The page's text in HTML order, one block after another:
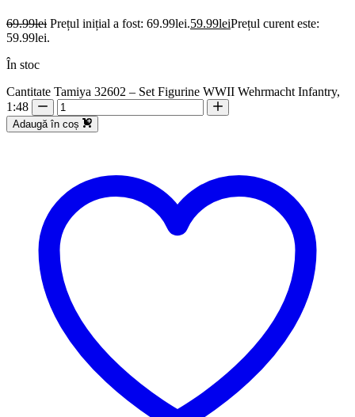
69.99lei Prețul inițial a fost: 69.99lei.59.99leiPrețul curent este:
59.99lei.
În stoc
Cantitate Tamiya 32602 – Set Figurine WWII Wehrmacht Infantry,
1:48
Adaugă în coș